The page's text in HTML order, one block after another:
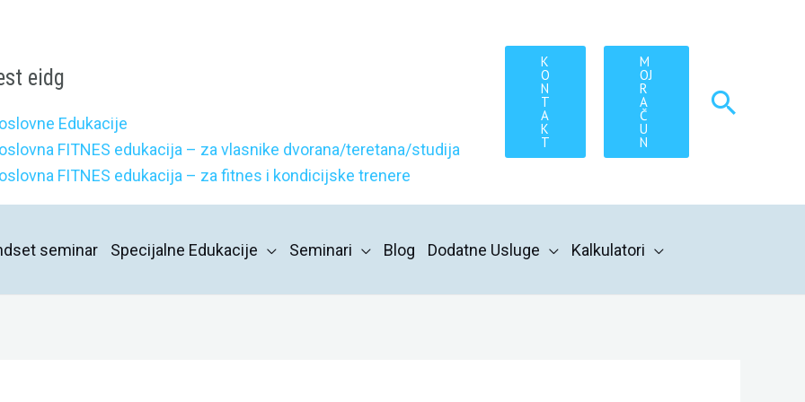
eidg
Edukacije
FITNES edukacija – za vlasnike dvorana/teretana/studija
FITNES edukacija – za fitnes i kondicijske trenere
K
O
N
T
A
K
T
M
OJ
R
A
Č
U
N
seminar Specijalne Edukacije Seminari Blog Dodatne Usluge Kalkulatori